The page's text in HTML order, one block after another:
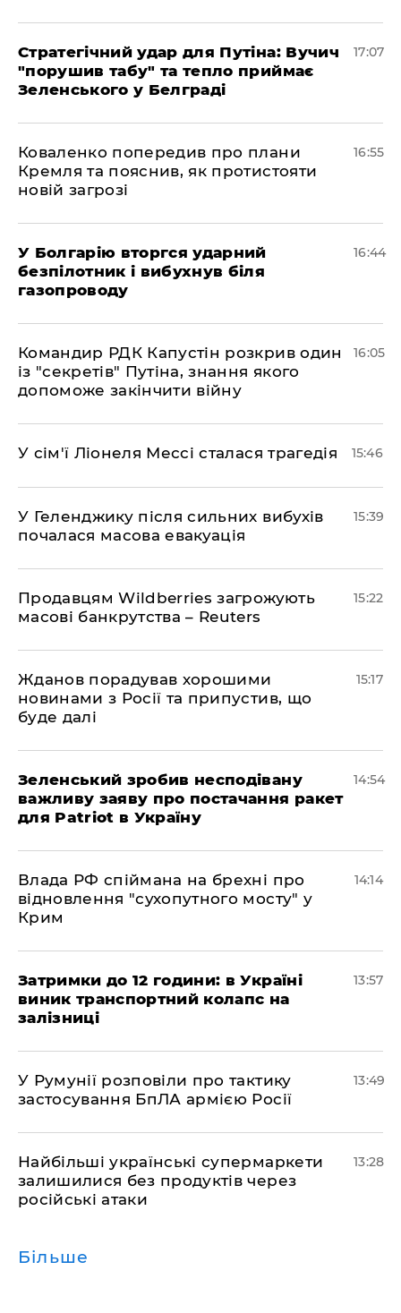
Стратегічний удар для Путіна: Вучич
"порушив табу" та тепло приймає
Зеленського у Белграді
17:07
Коваленко попередив про плани
Кремля та пояснив, як протистояти
новій загрозі
16:55
У Болгарію вторгся ударний
безпілотник і вибухнув біля
газопроводу
16:44
Командир РДК Капустін розкрив один
із "секретів" Путіна, знання якого
допоможе закінчити війну
16:05
У сім'ї Ліонеля Мессі сталася трагедія 15:46
У Геленджику після сильних вибухів
почалася масова евакуація
15:39
Продавцям Wildberries загрожують
масові банкрутства – Reuters
15:22
Жданов порадував хорошими
новинами з Росії та припустив, що
буде далі
15:17
Зеленський зробив несподівану
важливу заяву про постачання ракет
для Patriot в Україну
14:54
Влада РФ спіймана на брехні про
відновлення "сухопутного мосту" у
Крим
14:14
Затримки до 12 години: в Україні
виник транспортний колапс на
залізниці
13:57
У Румунії розповіли про тактику
застосування БпЛА армією Росії
13:49
Найбільші українські супермаркети
залишилися без продуктів через
російські атаки
13:28
Більше